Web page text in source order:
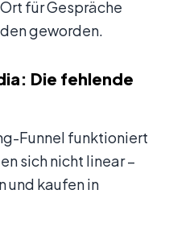
für Gespräche
geworden.
Die fehlende
Funnel funktioniert
sich nicht linear –
und kaufen in